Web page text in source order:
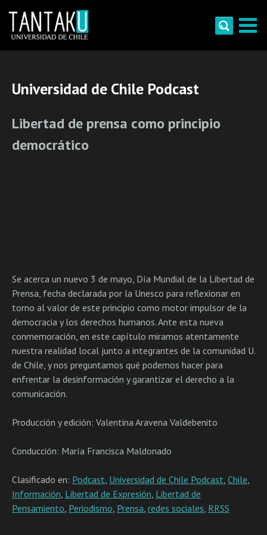
content
Universidad de Chile Podcast
Libertad de prensa como principio
democrático
Se acerca un nuevo 3 de mayo, Día Mundial de la Libertad de
Prensa, fecha declarada por la Unesco para reflexionar en
torno al valor de este principio como motor impulsor de la
democracia y los derechos humanos. Ante esta nueva
conmemoración, en este capítulo miramos atentamente
nuestra realidad local junto a integrantes de la comunidad U.
de Chile, y nos preguntamos qué podemos hacer para
enfrentar la desinformación y garantizar el derecho a la
comunicación.
Producción y edición: Valentina Aravena Valdebenito
Conducción: María Francisca Maldonado
Clasificado en: Podcast, Universidad de Chile Podcast, Chile,
Información, Libertad de Expresión, Libertad de
Pensamiento, Periodismo, Prensa, redes sociales, RRSS